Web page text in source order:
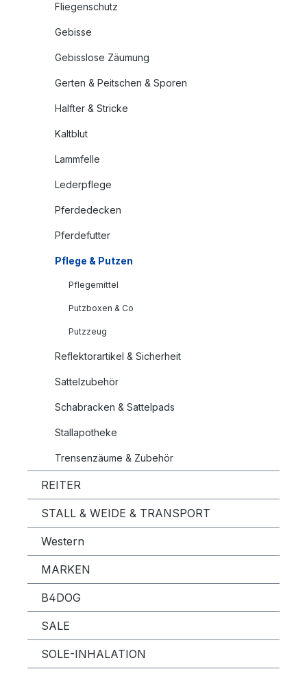
Fliegenschutz
Gebisse
Gebisslose Zäumung
Gerten & Peitschen & Sporen
Halfter & Stricke
Kaltblut
Lammfelle
Lederpflege
Pferdedecken
Pferdefutter
Pflege & Putzen
Pflegemittel
Putzboxen & Co
Putzzeug
Reflektorartikel & Sicherheit
Sattelzubehör
Schabracken & Sattelpads
Stallapotheke
Trensenzäume & Zubehör
REITER
STALL & WEIDE & TRANSPORT
Western
MARKEN
B4DOG
SALE
SOLE-INHALATION